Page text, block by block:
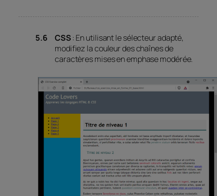
CSS: En utilisant le sélecteur adapté,
modifiez la couleur des chaînes de
caractères mises en emphase modérée.